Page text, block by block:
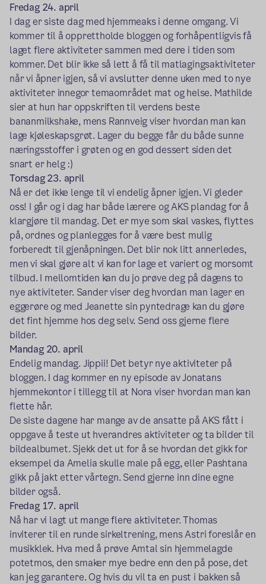
Fredag 24. april
I dag er siste dag med hjemmeaks i denne omgang. Vi
kommer til å opprettholde bloggen og forhåpentligvis få
laget flere aktiviteter sammen med dere i tiden som
kommer. Det blir ikke så lett å få til matlagingsaktiviteter
når vi åpner igjen, så vi avslutter denne uken med to nye
aktiviteter innegor temaområdet mat og helse. Mathilde
sier at hun har oppskriften til verdens beste
bananmilkshake, mens Rannveig viser hvordan man kan
lage kjøleskapsgrøt. Lager du begge får du både sunne
næringsstoffer i grøten og en god dessert siden det
snart er helg :)
Torsdag 23. april
Nå er det ikke lenge til vi endelig åpner igjen. Vi gleder
oss! I går og i dag har både lærere og AKS plandag for å
klargjøre til mandag. Det er mye som skal vaskes, flyttes
på, ordnes og planlegges for å være best mulig
forberedt til gjenåpningen. Det blir nok litt annerledes,
men vi skal gjøre alt vi kan for lage et variert og morsomt
tilbud. I mellomtiden kan du jo prøve deg på dagens to
nye aktiviteter. Sander viser deg hvordan man lager en
eggerøre og med Jeanette sin pyntedrage kan du gjøre
det fint hjemme hos deg selv. Send oss gjerne flere
bilder.
Mandag 20. april
Endelig mandag. Jippii! Det betyr nye aktiviteter på
bloggen. I dag kommer en ny episode av Jonatans
hjemmekontor i tillegg til at Nora viser hvordan man kan
flette hår.
De siste dagene har mange av de ansatte på AKS fått i
oppgave å teste ut hverandres aktiviteter og ta bilder til
bildealbumet. Sjekk det ut for å se hvordan det gikk for
eksempel da Amelia skulle male på egg, eller Pashtana
gikk på jakt etter vårtegn. Send gjerne inn dine egne
bilder også.
Fredag 17. april
Nå har vi lagt ut mange flere aktiviteter. Thomas
inviterer til en runde sirkeltrening, mens Astri foreslår en
musikklek. Hva med å prøve Amtal sin hjemmelagde
potetmos, den smaker mye bedre enn den på pose, det
kan jeg garantere. Og hvis du vil ta en pust i bakken så